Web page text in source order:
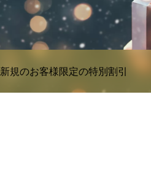
新規のお客様限定の特別割引